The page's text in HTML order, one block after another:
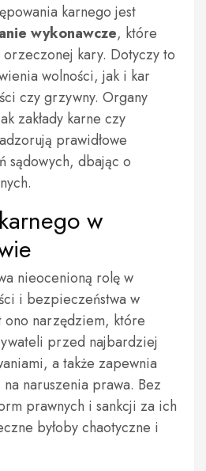
karnego jest
wykonawcze, które
kary. Dotyczy to
wolności, jak i kar
czy grzywny. Organy
zakłady karne czy
prawidłowe
sądowych, dbając o
w
nieocenioną rolę w
i bezpieczeństwa w
ono narzędziem, które
przed najbardziej
a także zapewnia
naruszenia prawa. Bez
prawnych i sankcji za ich
byłoby chaotyczne i